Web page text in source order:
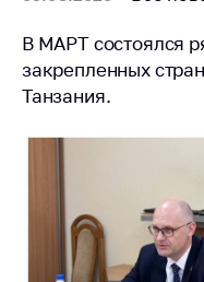
цен на
медицинские
изделия
Контакты
Приемная
Министра
В МАРТ состоялся
закрепленных
Танзания.